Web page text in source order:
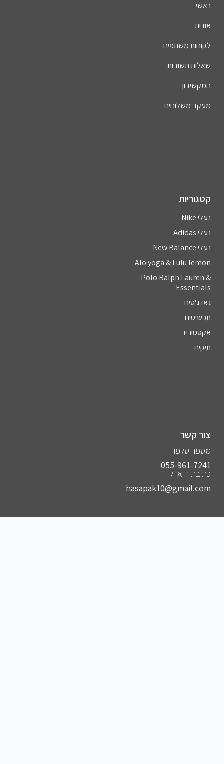
ראשי
אודות
לקוחות משתפים
שאלות תשובות
המקשיבון
מעקב משלוחים
קטגוריות
נעלי Nike
נעלי Adidas
נעלי New Balance
Alo yoga & Lulu lemon
Polo Ralph Lauren &
Essentials
גאדג'טים
תכשיטים
אקססוריז
תיקים
צור קשר
מספר טלפון
055-961-7241⁩
כתובת דוא''ל
hasapak10@gmail.com